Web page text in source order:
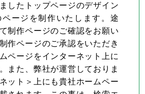
したトップページのデザイン
ージを制作いたします。途
制作ページのご確認をお願い
作ページのご承認をいただき
ページをインターネット上に
また、弊社が運営しておりま
ット＞上にも貴社ホームペー